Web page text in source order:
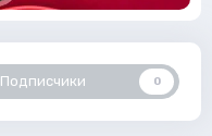
Подписчики 0